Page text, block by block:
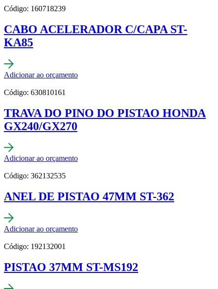
Código: 160718239
CABO ACELERADOR C/CAPA ST-
KA85
Adicionar ao orçamento
Código: 630810161
TRAVA DO PINO DO PISTAO HONDA
GX240/GX270
Adicionar ao orçamento
Código: 362132535
ANEL DE PISTAO 47MM ST-362
Adicionar ao orçamento
Código: 192132001
PISTAO 37MM ST-MS192